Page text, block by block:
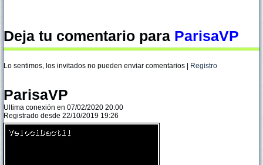
Deja tu comentario para ParisaVP
Lo sentimos, los invitados no pueden enviar comentarios | Registro
ParisaVP
Ultima conexión en 07/02/2020 20:00
Registrado desde 22/10/2019 19:26